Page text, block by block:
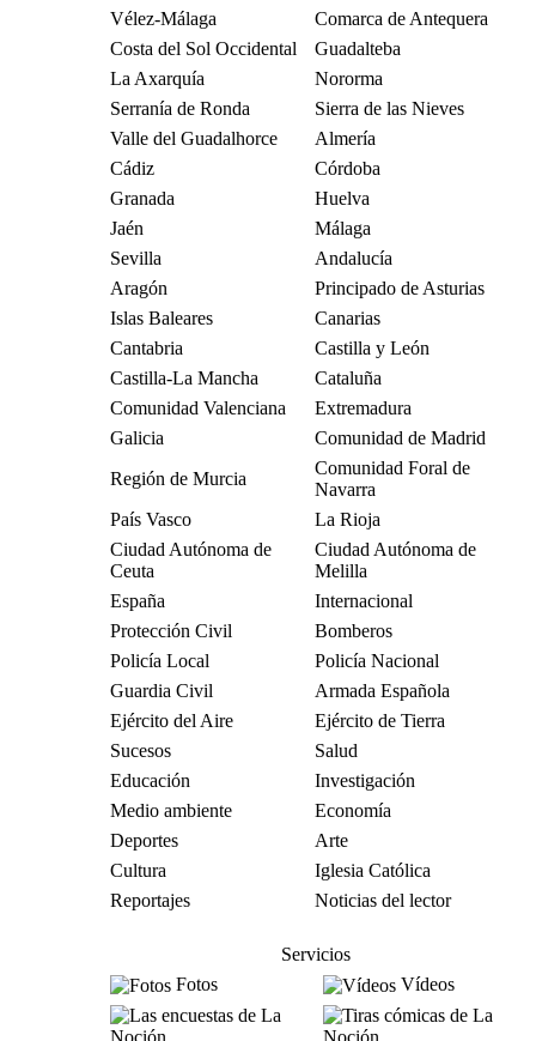
Vélez-Málaga
Comarca de Antequera
Costa del Sol Occidental
Guadalteba
La Axarquía
Nororma
Serranía de Ronda
Sierra de las Nieves
Valle del Guadalhorce
Almería
Cádiz
Córdoba
Granada
Huelva
Jaén
Málaga
Sevilla
Andalucía
Aragón
Principado de Asturias
Islas Baleares
Canarias
Cantabria
Castilla y León
Castilla-La Mancha
Cataluña
Comunidad Valenciana
Extremadura
Galicia
Comunidad de Madrid
Región de Murcia
Comunidad Foral de
Navarra
País Vasco
La Rioja
Ciudad Autónoma de
Ceuta
Ciudad Autónoma de
Melilla
España
Internacional
Protección Civil
Bomberos
Policía Local
Policía Nacional
Guardia Civil
Armada Española
Ejército del Aire
Ejército de Tierra
Sucesos
Salud
Educación
Investigación
Medio ambiente
Economía
Deportes
Arte
Cultura
Iglesia Católica
Reportajes
Noticias del lector
Servicios
Fotos
Vídeos